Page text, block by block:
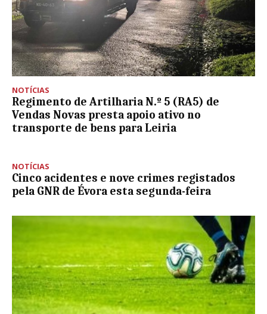
NOTÍCIAS
Regimento de Artilharia N.º 5 (RA5) de
Vendas Novas presta apoio ativo no
transporte de bens para Leiria
NOTÍCIAS
Cinco acidentes e nove crimes registados
pela GNR de Évora esta segunda-feira